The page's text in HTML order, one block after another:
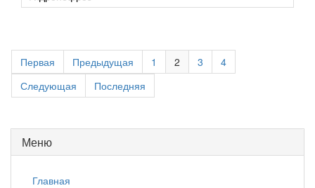
Первая Предыдущая 1 2 3
4
Следующая
Последняя
Меню
Главная